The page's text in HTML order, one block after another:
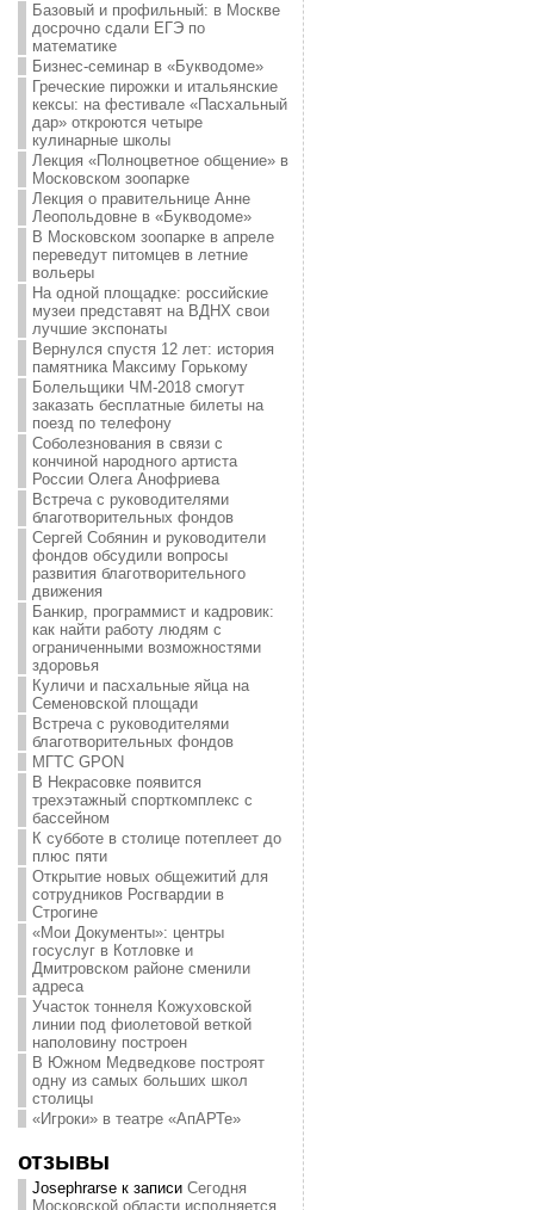
Базовый и профильный: в Москве
досрочно сдали ЕГЭ по
математике
Бизнес-семинар в «Букводоме»
Греческие пирожки и итальянские
кексы: на фестивале «Пасхальный
дар» откроются четыре
кулинарные школы
Лекция «Полноцветное общение» в
Московском зоопарке
Лекция о правительнице Анне
Леопольдовне в «Букводоме»
В Московском зоопарке в апреле
переведут питомцев в летние
вольеры
На одной площадке: российские
музеи представят на ВДНХ свои
лучшие экспонаты
Вернулся спустя 12 лет: история
памятника Максиму Горькому
Болельщики ЧМ-2018 смогут
заказать бесплатные билеты на
поезд по телефону
Соболезнования в связи с
кончиной народного артиста
России Олега Анофриева
Встреча с руководителями
благотворительных фондов
Сергей Собянин и руководители
фондов обсудили вопросы
развития благотворительного
движения
Банкир, программист и кадровик:
как найти работу людям с
ограниченными возможностями
здоровья
Куличи и пасхальные яйца на
Семеновской площади
Встреча с руководителями
благотворительных фондов
МГТС GPON
В Некрасовке появится
трехэтажный спорткомплекс с
бассейном
К субботе в столице потеплеет до
плюс пяти
Открытие новых общежитий для
сотрудников Росгвардии в
Строгине
«Мои Документы»: центры
госуслуг в Котловке и
Дмитровском районе сменили
адреса
Участок тоннеля Кожуховской
линии под фиолетовой веткой
наполовину построен
В Южном Медведкове построят
одну из самых больших школ
столицы
«Игроки» в театре «АпАРТе»
отзывы
Josephrarseк записи Сегодня
Московской области исполняется